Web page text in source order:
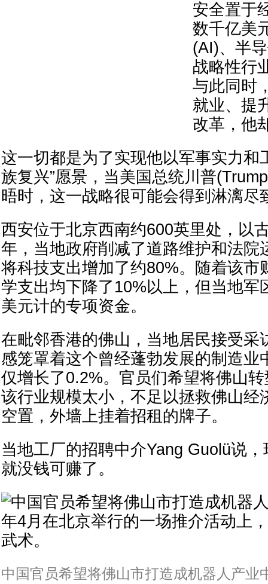
安全置于
数千亿美
(AI)、半
战略性行
与此同时
就业、提
改革，他
这一切都是为了实现他以军事实力和
族复兴”愿景，当美国总统川普
晤时，这一战略很可能会得到淋漓尽
西安位于北京西南约600英里处，以
年，当地政府削减了道路维护和法院
将科技支出增加了约80%。随着该市
学支出均下降了10%以上，但当地军
美元计的专项资金。
在毗邻香港的佛山，当地居民接受采
感笼罩着这个曾经蓬勃发展的制造业
仅增长了0.2%。官员们希望将佛山
该行业规模太小，不足以拯救佛山经
空置，外墙上挂着招租的牌子。
当地工厂的招聘中介Yang Guolü说
就没钱可赚了。
中国官员希望将佛山市打造成机器人产业